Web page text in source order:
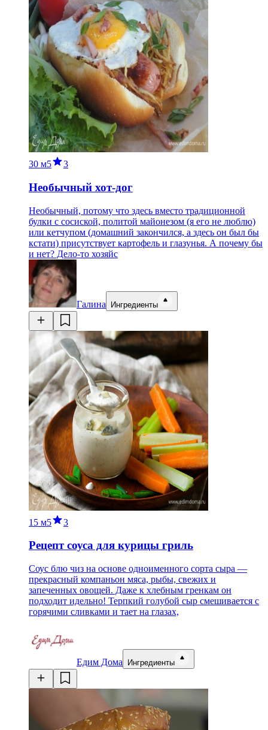
30 м5 3
Необычный хот-дог
Необычный, потому что здесь вместо традиционной
булки с сосиской, политой майонезом (я его не люблю)
или кетчупом (домашний закончился, а здесь он был бы
кстати) присутствует картофель и глазунья. А почему бы
и нет? Дело-то хозяйс
Галина Ингредиенты
15 м5 3
Рецепт соуса для курицы гриль
Соус блю чиз на основе одноименного сорта сыра —
прекрасный компаньон мяса, рыбы, свежих и
запеченных овощей. Даже к хлебным гренкам он
подходит идельно! Терпкий голубой сыр смешивается с
горячими сливками и тает на глазах,
Едим Дома Ингредиенты